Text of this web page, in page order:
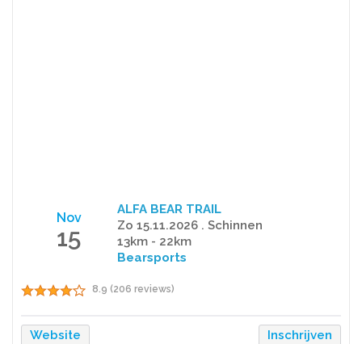
Nov
15
ALFA BEAR TRAIL
Zo 15.11.2026 . Schinnen
13km - 22km
Bearsports
8.9 (206 reviews)
Website Inschrijven